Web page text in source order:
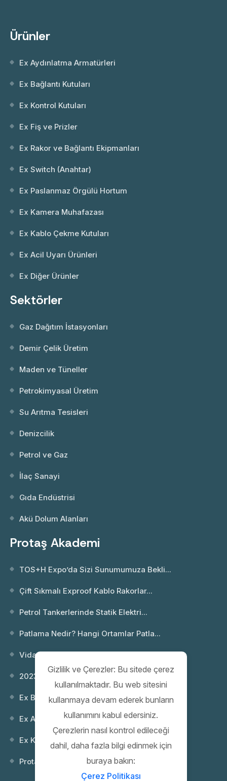
Ürünler
Ex Aydınlatma Armatürleri
Ex Bağlantı Kutuları
Ex Kontrol Kutuları
Ex Fiş ve Prizler
Ex Rakor ve Bağlantı Ekipmanları
Ex Switch (Anahtar)
Ex Paslanmaz Örgülü Hortum
Ex Kamera Muhafazası
Ex Kablo Çekme Kutuları
Ex Acil Uyarı Ürünleri
Ex Diğer Ürünler
Sektörler
Gaz Dağıtım İstasyonları
Demir Çelik Üretim
Maden ve Tüneller
Petrokimyasal Üretim
Su Arıtma Tesisleri
Denizcilik
Petrol ve Gaz
İlaç Sanayi
Gıda Endüstrisi
Akü Dolum Alanları
Protaş Akademi
TOS+H Expo’da Sizi Sunumumuza Bekli...
Çift Sıkmalı Exproof Kablo Rakorlar...
Petrol Tankerlerinde Statik Elektri...
Patlama Nedir? Hangi Ortamlar Patla...
Vida Dişi Standartları; NPT ve Metr...
2023 Webinar 02: Patlayıcı Ortamlar...
Ex Buatlar
Ex Anahtarlar
Ex Kontrol (Kumanda) Kutuları
Protaş 35. Yıl Gala Gecesi
Gizlilik ve Çerezler: Bu sitede çerez
kullanılmaktadır. Bu web sitesini
kullanmaya devam ederek bunların
kullanımını kabul edersiniz.
Çerezlerin nasıl kontrol edileceği
dahil, daha fazla bilgi edinmek için
buraya bakın:
Çerez Politikası